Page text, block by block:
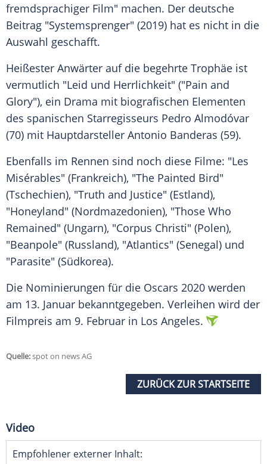
fremdsprachiger Film" machen. Der deutsche
Beitrag "Systemsprenger" (2019) hat es nicht in die
Auswahl geschafft.
Heißester Anwärter auf die begehrte Trophäe ist
vermutlich "Leid und Herrlichkeit" ("Pain and
Glory"), ein Drama mit biografischen Elementen
des spanischen Starregisseurs Pedro Almodóvar
(70) mit Hauptdarsteller Antonio Banderas (59).
Ebenfalls im Rennen sind noch diese Filme: "Les
Misérables" (Frankreich), "The Painted Bird"
(Tschechien), "Truth and Justice" (Estland),
"Honeyland" (Nordmazedonien), "Those Who
Remained" (Ungarn), "Corpus Christi" (Polen),
"Beanpole" (Russland), "Atlantics" (Senegal) und
"Parasite" (Südkorea).
Die Nominierungen für die Oscars 2020 werden
am 13. Januar bekanntgegeben. Verleihen wird der
Filmpreis am 9. Februar in Los Angeles.
Quelle:spot on news AG
ZURÜCK ZUR STARTSEITE
Video
Empfohlener externer Inhalt: